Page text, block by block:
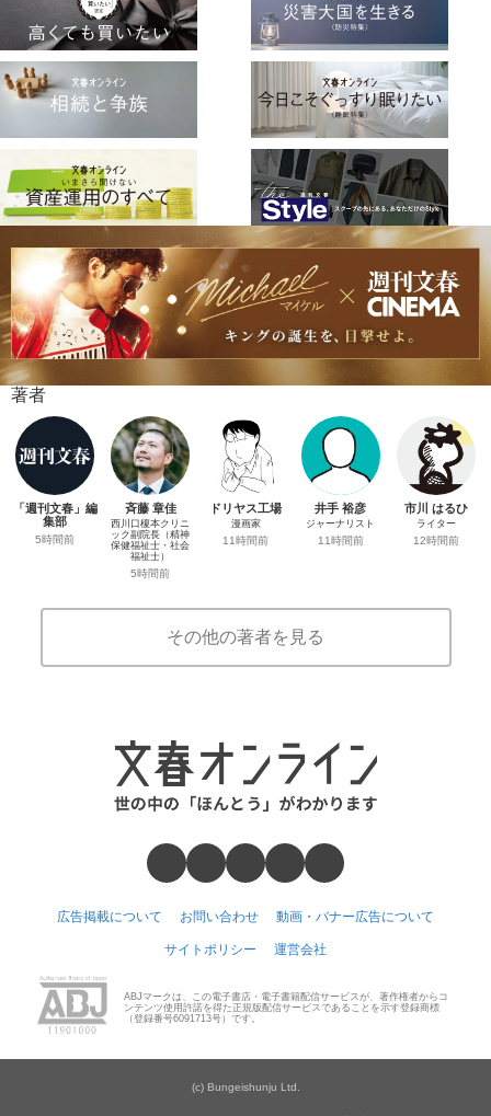
著者
「週刊文春」編
集部
5時間前
斉藤 章佳
西川口榎本クリニ
ック副院長（精神
保健福祉士・社会
福祉士）
5時間前
ドリヤス工場
漫画家
11時間前
井手 裕彦
ジャーナリスト
11時間前
市川 はるひ
ライター
12時間前
その他の著者を見る
広告掲載について お問い合わせ 動画・バナー広告について
サイトポリシー 運営会社
ABJマークは、この電子書店・電子書籍配信サービスが、著作権者からコ
ンテンツ使用許諾を得た正規版配信サービスであることを示す登録商標
（登録番号6091713号）です。
(c) Bungeishunju Ltd.